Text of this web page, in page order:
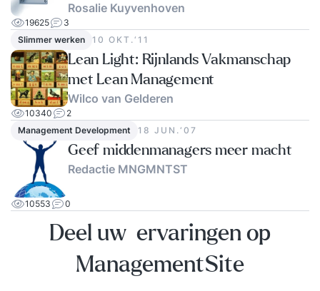
Rosalie Kuyvenhoven
19625
3
Slimmer werken
10 OKT.‘11
Lean Light: Rijnlands Vakmanschap
met Lean Management
Wilco van Gelderen
10340
2
Management Development
18 JUN.‘07
Geef middenmanagers meer macht
Redactie MNGMNTST
10553 0
Deel uw ervaringen op
ManagementSite